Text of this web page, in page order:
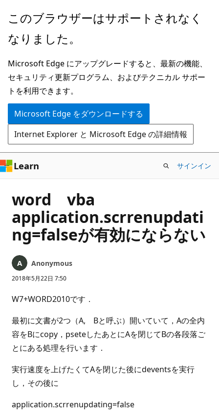
メ
ン
ン
テ
ン
ツ
に
ス
キ
ッ
プ
このブラウザーはサポートされなく
なりました。
Microsoft Edge にアップグレードすると、最新の機能、
セキュリティ更新プログラム、およびテクニカル サポー
トを利用できます。
Microsoft Edge をダウンロードする
Internet Explorer と Microsoft Edge の詳細情報
Learn サインイン
word vba
application.scrrenupdati
ng=falseが有効にならない
Anonymous
2018年5月22日 7:50
W7+WORD2010です．
最初に文書が2つ（A, Bと呼ぶ）開いていて，Aの全内
容をBにcopy，pseteしたあとにAを閉じてBの各段落ご
とにある処理を行います．
実行速度を上げたくてAを閉じた後にdeventsを実行
し，その後に
application.scrrenupdating=false